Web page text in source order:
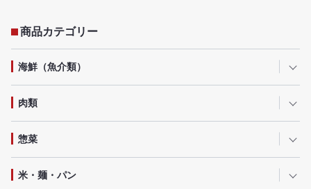
商品カテゴリー
海鮮（魚介類）
肉類
惣菜
米・麺・パン